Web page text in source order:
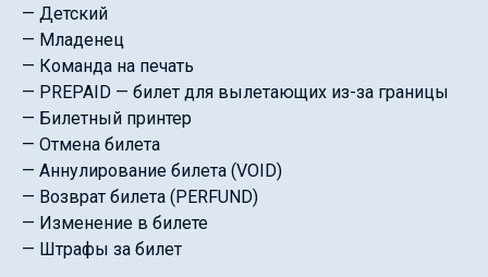
— Детский
— Младенец
— Команда на печать
— PREPAID — билет для вылетающих из-за границы
— Билетный принтер
— Отмена билета
— Аннулирование билета (VOID)
— Возврат билета (PERFUND)
— Изменение в билете
— Штрафы за билет